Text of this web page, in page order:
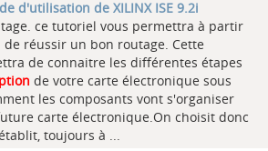
d'utilisation de XILINX ISE 9.2i
ce tutoriel vous permettra à partir
de réussir un bon routage. Cette
de connaitre les différentes étapes
de votre carte électronique sous
les composants vont s'organiser
carte électronique.On choisit donc
toujours à ...